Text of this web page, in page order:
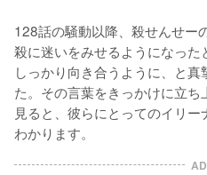
128話の騒動以降、殺せんせー
殺に迷いをみせるようになった
しっかり向き合うように、と
た。その言葉をきっかけに立
見ると、彼らにとってのイリ
わかります。
AD